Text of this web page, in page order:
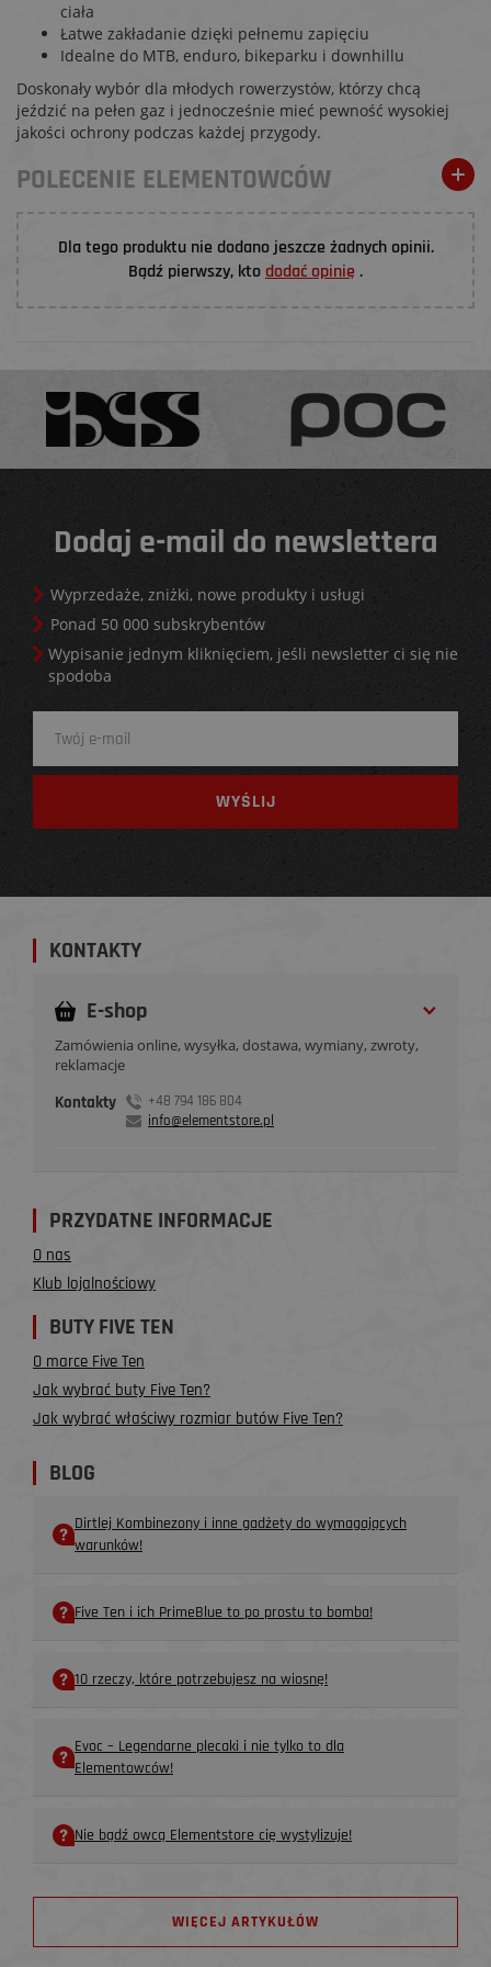
ciała
Łatwe zakładanie dzięki pełnemu zapięciu
Idealne do MTB, enduro, bikeparku i downhillu
Doskonały wybór dla młodych rowerzystów, którzy chcą
jeździć na pełen gaz i jednocześnie mieć pewność wysokiej
jakości ochrony podczas każdej przygody.
POLECENIE ELEMENTOWCÓW
Dla tego produktu nie dodano jeszcze żadnych opinii.
Bądź pierwszy, kto dodać opinię .
Dodaj e-mail do newslettera
Wyprzedaże, zniżki, nowe produkty i usługi
Ponad 50 000 subskrybentów
Wypisanie jednym kliknięciem, jeśli newsletter ci się nie
spodoba
KONTAKTY
E-shop
Zamówienia online, wysyłka, dostawa, wymiany, zwroty,
reklamacje
Kontakty
+48 794 186 804
info@elementstore.pl
PRZYDATNE INFORMACJE
O nas
Klub lojalnościowy
BUTY FIVE TEN
O marce Five Ten
Jak wybrać buty Five Ten?
Jak wybrać właściwy rozmiar butów Five Ten?
BLOG
Dirtlej Kombinezony i inne gadżety do wymagających
warunków!
Five Ten i ich PrimeBlue to po prostu to bomba!
10 rzeczy, które potrzebujesz na wiosnę!
Evoc – Legendarne plecaki i nie tylko to dla
Elementowców!
Nie bądź owcą Elementstore cię wystylizuje!
WIĘCEJ ARTYKUŁÓW